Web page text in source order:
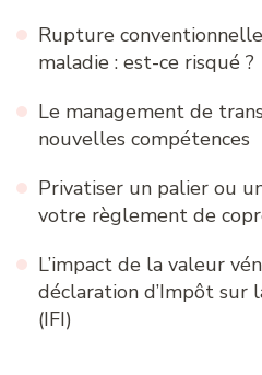
Rupture
maladie : est-ce risqué ?
Le management de
nouvelles compétences
Privatiser un palier ou
votre règlement de
L’impact de la valeur
déclaration d’Impôt sur
(IFI)